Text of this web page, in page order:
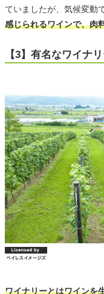
ていましたが、気候変動
感じられるワインで、肉
【3】有名なワイナ
ワイナリーとはワインを